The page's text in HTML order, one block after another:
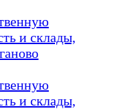
и склады,
и склады,